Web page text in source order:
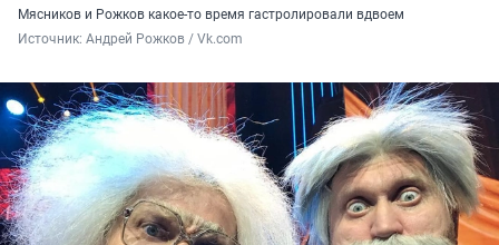
Мясников и Рожков какое-то время гастролировали вдвоем
Источник: Андрей Рожков / Vk.com